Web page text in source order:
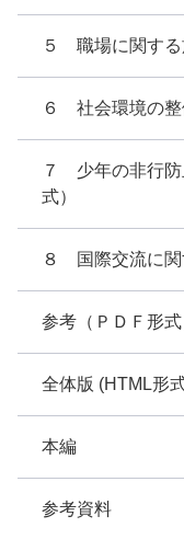
５ 職場に関する
６ 社会環境の整
７ 少年の非行防
式）
８ 国際交流に関
参考（ＰＤＦ形
全体版 (HTML形
本編
参考資料